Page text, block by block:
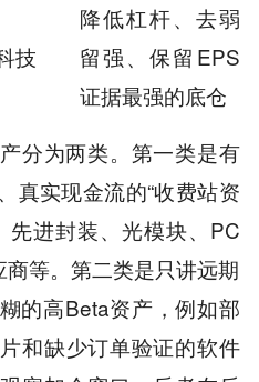
技
降低杠杆、去弱
留强、保留EPS
证据最强的底仓
分为两类。第一类是有
真实现金流的“收费站资
先进封装、光模块、PC
等。第二类是只讲远期
的高Beta资产，例如部
和缺少订单验证的软件